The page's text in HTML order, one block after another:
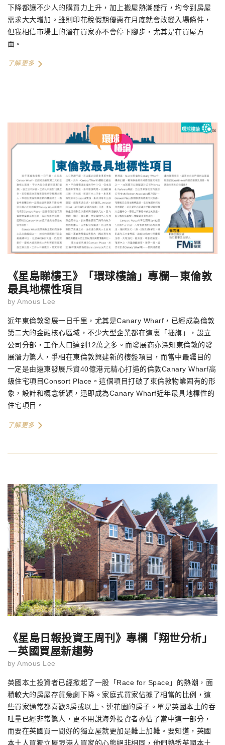
下降都讓不少人的購買力上升，加上搬屋熱潮盛行，均令到房屋
需求大大增加。雖則印花稅假期優惠在月底就會改變入場條件，
但我相信市場上的潛在買家亦不會停下腳步，尤其是在買屋方
面。
了解更多
《星島睇樓王》「環球樓論」專欄—東倫敦
最具地標性項目
by Amous Lee
近年東倫敦發展一日千里，尤其是Canary Wharf，已經成為倫敦
第二大的金融核心區域，不少大型企業都在這裏「插旗」，設立
公司分部，工作人口達到12萬之多。而發展商亦深知東倫敦的發
展潛力驚人，爭相在東倫敦興建新的樓盤項目，而當中最矚目的
一定是由遠東發展斥資40億港元精心打造的倫敦Canary Wharf高
級住宅項目Consort Place。這個項目打破了東倫敦物業固有的形
象，設計和概念新穎，迅即成為Canary Wharf近年最具地標性的
住宅項目。
了解更多
《星島日報投資王周刊》專欄「翔世分析」
—英國買屋新趨勢
by Amous Lee
英國本土投資者已經掀起了一股「Race for Space」的熱潮，面
積較大的房屋存貨急劇下降。家庭式買家佔據了相當的比例，這
些買家通常都喜歡3房或以上、連花園的房子。單是英國本土的吞
吐量已經非常驚人，更不用說海外投資者亦佔了當中這一部分，
而要在英國買一間好的獨立屋就更加是難上加難。要知道，英國
本土人買獨立屋跟港人買家的心態絕非相同，他們熟悉英國本土